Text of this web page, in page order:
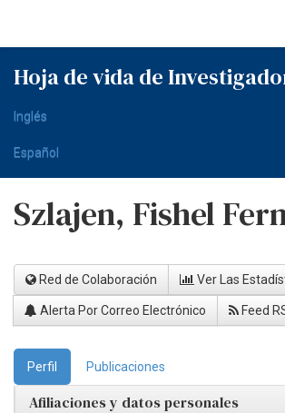
Hoja de vida de
Inglés
Español
Szlajen, Fishel
Red de Colaboración Ver Las
Alerta Por Correo Electrónico Feed
Perfil Publicaciones
Afiliaciones y datos personales